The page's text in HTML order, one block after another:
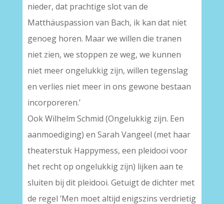
nieder, dat prachtige slot van de
Matthäuspassion van Bach, ik kan dat niet
genoeg horen. Maar we willen die tranen
niet zien, we stoppen ze weg, we kunnen
niet meer ongelukkig zijn, willen tegenslag
en verlies niet meer in ons gewone bestaan
incorporeren.’
Ook Wilhelm Schmid (Ongelukkig zijn. Een
aanmoediging) en Sarah Vangeel (met haar
theaterstuk Happymess, een pleidooi voor
het recht op ongelukkig zijn) lijken aan te
sluiten bij dit pleidooi. Getuigt de dichter met
de regel ‘Men moet altijd enigszins verdrietig